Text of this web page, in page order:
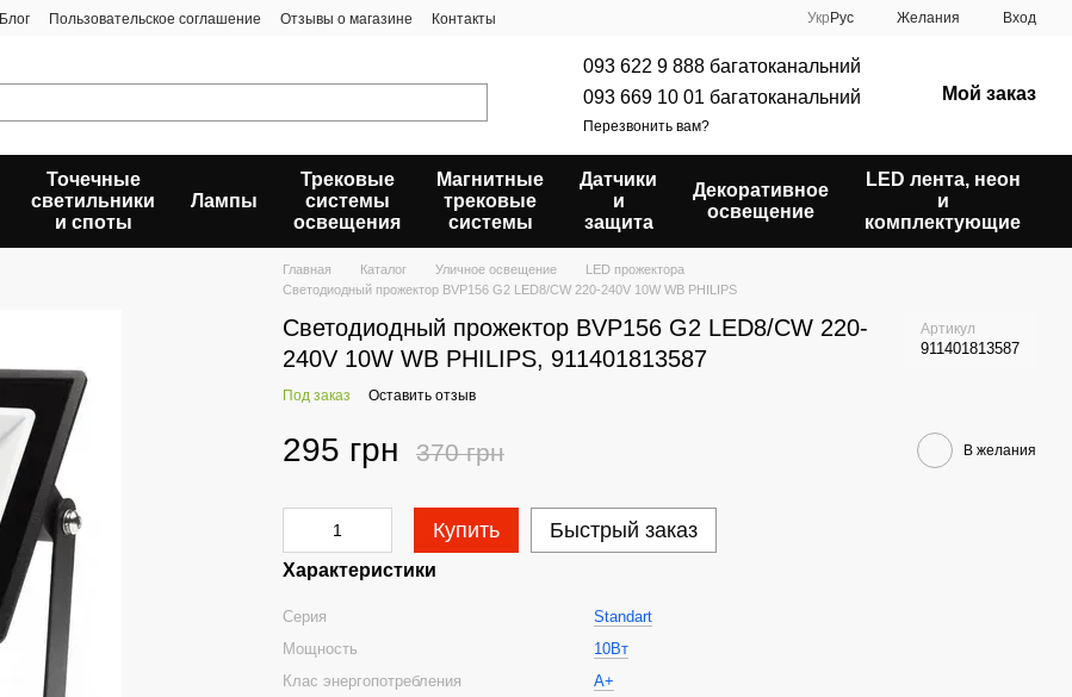
Блог Пользовательское соглашение Отзывы о магазине Контакты Укр Рус Желания Вход
093 622 9 888 багатоканальний
093 669 10 01 багатоканальний
Перезвонить вам?
Мой заказ
Точечные
светильники
и споты
Лампы
Трековые
системы
освещения
Магнитные
трековые
системы
Датчики
и
защита
Декоративное
освещение
LED лента, неон
и
комплектующие
Главная Каталог Уличное освещение
LED прожектора
Светодиодный прожектор BVP156 G2 LED8/CW 220-240V 10W WB PHILIPS
Светодиодный прожектор BVP156 G2 LED8/CW 220-
240V 10W WB PHILIPS, 911401813587
Артикул
911401813587
Под заказ Оставить отзыв
295 грн 370 грн В желания
Купить Быстрый заказ
Характеристики
Серия
Standart
Мощность
10Вт
Клас энергопотребления
А+